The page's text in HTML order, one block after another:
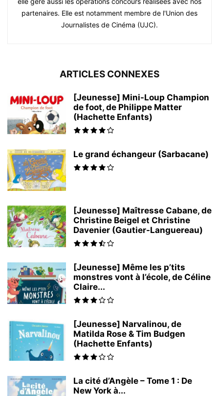
partenaires. Elle est notamment membre de l'Union des
Journalistes de Cinéma (UJC).
ARTICLES CONNEXES
[Jeunesse] Mini-Loup Champion
de foot, de Philippe Matter
(Hachette Enfants)
Le grand échangeur (Sarbacane)
[Jeunesse] Maîtresse Cabane, de
Christine Beigel et Christine
Davenier (Gautier-Languereau)
[Jeunesse] Même les p’tits
monstres vont à l’école, de Céline
Claire...
[Jeunesse] Narvalinou, de
Matilda Rose & Tim Budgen
(Hachette Enfants)
La cité d’Angèle – Tome 1 : De
New York à...